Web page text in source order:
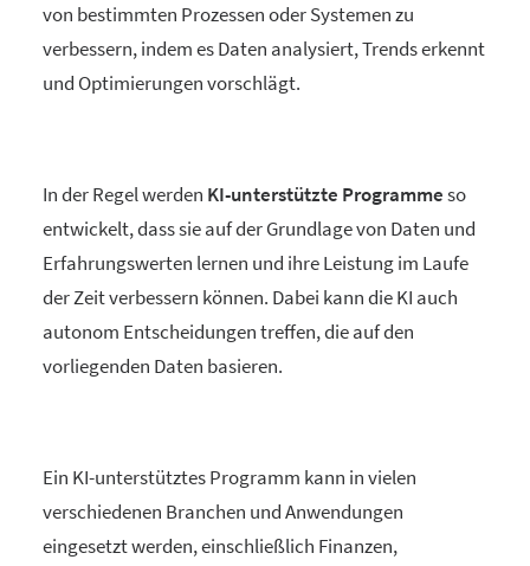
von bestimmten Prozessen oder Systemen zu
verbessern, indem es Daten analysiert, Trends erkennt
und Optimierungen vorschlägt.
In der Regel werden KI-unterstützte Programmeso
entwickelt, dass sie auf der Grundlage von Daten und
Erfahrungswerten lernen und ihre Leistung im Laufe
der Zeit verbessern können. Dabei kann die KI auch
autonom Entscheidungen treffen, die auf den
vorliegenden Daten basieren.
Ein KI-unterstütztes Programm kann in vielen
verschiedenen Branchen und Anwendungen
eingesetzt werden, einschließlich Finanzen,